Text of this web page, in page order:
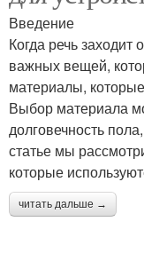
Введение
Когда речь заходит
важных вещей,
материалы,
Выбор материала
долговечность
статье мы
которые
читать дальше →